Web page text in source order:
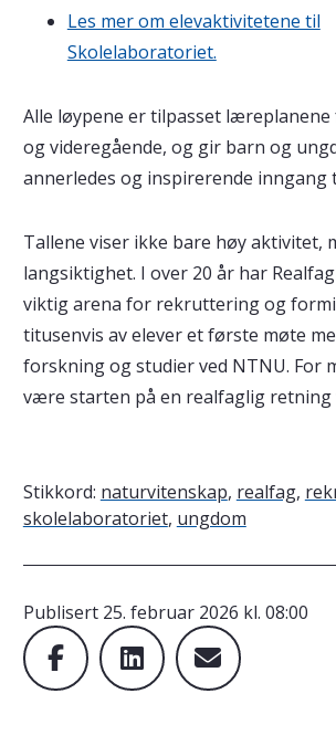
Les mer om elevaktivitetene til
Skolelaboratoriet.
Alle løypene er tilpasset
og videregående, og gir barn og
annerledes og inspirerende inngang
Tallene viser ikke bare høy aktivitet,
langsiktighet. I over 20 år har
viktig arena for rekruttering og
titusenvis av elever et første møte
forskning og studier ved NTNU. For
være starten på en realfaglig retning
Stikkord: naturvitenskap, realfag,
skolelaboratoriet, ungdom
Publisert 25. februar 2026 kl. 08:00